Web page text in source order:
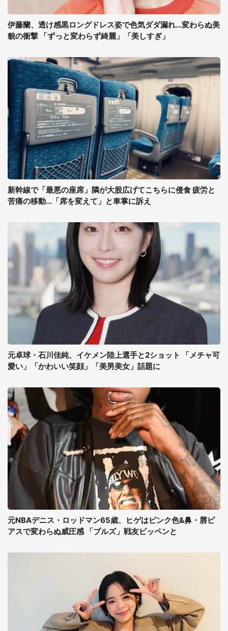
伊藤蘭、透け感黒ロングドレス姿で色気ダダ漏れ...変わらぬ美
貌の衝撃 「ずっと変わらず綺麗」「美しすぎ」
新幹線で「最悪の座席」隣が大股広げてこちらに侵食 疲労と
苦痛の移動...「席を変えて」と車掌に訴え
元卓球・石川佳純、イケメン陸上選手と2ショット 「メチャ可
愛い」「かわいい笑顔」「美男美女」話題に
元NBAデニス・ロッドマン65歳、ヒゲはピンク色&鼻・唇ピ
アスで変わらぬ威圧感 「ブルズ」戦友ピッペンと